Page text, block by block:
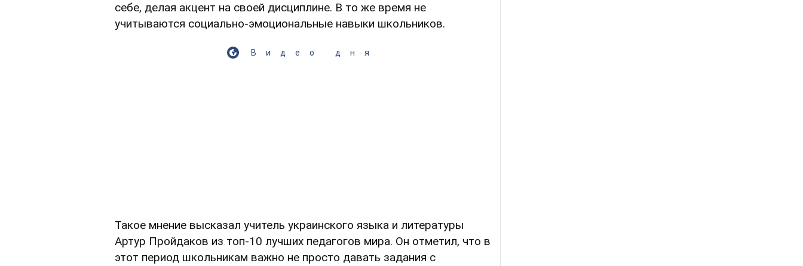
себе, делая акцент на своей дисциплине. В то же время не
учитываются социально-эмоциональные навыки школьников.
Видео дня
Такое мнение высказал учитель украинского языка и литературы
Артур Пройдаков из топ-10 лучших педагогов мира. Он отметил, что в
этот период школьникам важно не просто давать задания с